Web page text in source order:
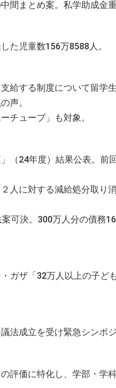
まとめ案。私学助成金重
た児童数156万8588人。
給する制度について留学
声。
チューブ」も対象。
（24年度）結果公表。前
人に対する減給処分取り
可決。300万人分の債務
ガザ「32万人以上の子ど
成立を受け緊急シンポジ
価に特化し、学部・学科